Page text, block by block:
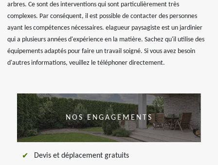
arbres. Ce sont des interventions qui sont particulièrement très
complexes. Par conséquent, il est possible de contacter des personnes
ayant les compétences nécessaires. elagueur paysagiste est un jardinier
qui a plusieurs années d'expérience en la matière. Sachez qu'il utilise des
équipements adaptés pour faire un travail soigné. Si vous avez besoin
d'autres informations, veuillez le téléphoner directement.
NOS ENGAGEMENTS
Devis et déplacement gratuits